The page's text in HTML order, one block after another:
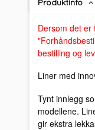
Dersom det er
bestilling og
Liner med
Tynt innlegg
modellene.
gir ekstra